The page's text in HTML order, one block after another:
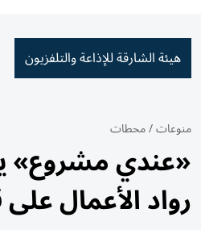
هيئة الشارقة للإذاعة والتلفزيون
منوعات/محطات
«عندي مشروع»
رواد الأعمال